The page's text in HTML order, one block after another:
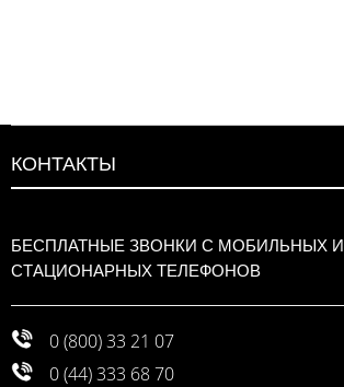
КОНТАКТЫ
БЕСПЛАТНЫЕ ЗВОНКИ С МОБИЛЬНЫХ И
СТАЦИОНАРНЫХ ТЕЛЕФОНОВ
0 (800) 33 21 07
0 (44) 333 68 70